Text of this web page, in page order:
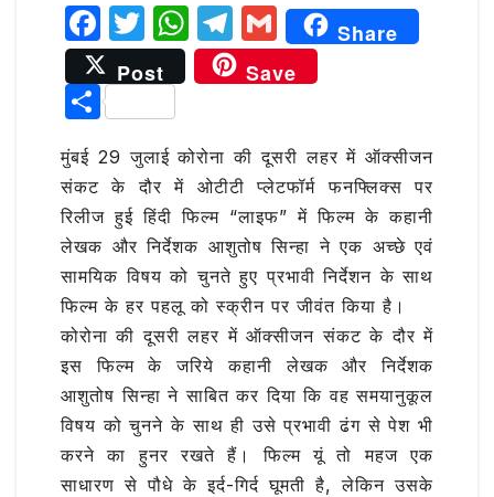
F
a
c
e
b
o
o
k
T
w
it
te
r
W
h
at
A
p
p
T
el
e
ra
m
G
m
ai
Share
Post
Save
S
ar
e
मुंबई 29 जुलाई कोरोना की दूसरी लहर में ऑक्सीजन
संकट के दौर में ओटीटी प्लेटफॉर्म फनफ्लिक्‍स पर
रिलीज हुई हिंदी फिल्म “लाइफ” में फिल्‍म के कहानी
लेखक और निर्देशक आशुतोष सिन्हा ने एक अच्छे एवं
सामयिक विषय को चुनते हुए प्रभावी निर्देशन के साथ
फिल्म के हर पहलू को स्‍क्रीन पर जीवंत किया है।
कोरोना की दूसरी लहर में ऑक्सीजन संकट के दौर में
इस फिल्म के जरिये कहानी लेखक और निर्देशक
आशुतोष सिन्हा ने साबित कर दिया कि वह समयानुकूल
विषय को चुनने के साथ ही उसे प्रभावी ढंग से पेश भी
करने का हुनर रखते हैं। फिल्म यूं तो महज एक
साधारण से पौधे के इर्द-गिर्द घूमती है, लेकिन उसके